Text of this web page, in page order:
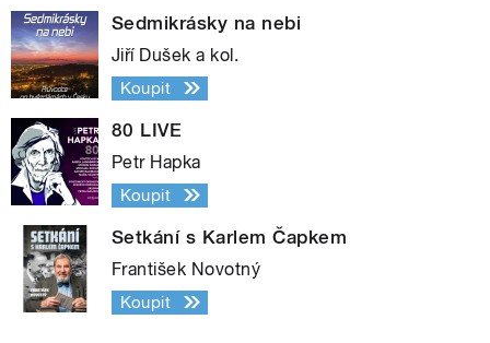
Sedmikrásky na nebi
Jiří Dušek a kol.
Koupit
80 LIVE
Petr Hapka
Koupit
Setkání s Karlem Čapkem
František Novotný
Koupit